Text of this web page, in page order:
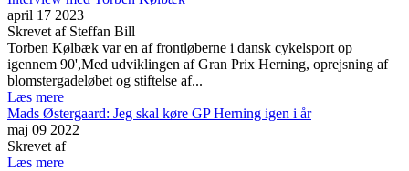
april 17 2023
Skrevet af Steffan Bill
Torben Kølbæk var en af frontløberne i dansk cykelsport op
igennem 90',Med udviklingen af Gran Prix Herning, oprejsning af
blomstergadeløbet og stiftelse af...
Læs mere
Mads Østergaard: Jeg skal køre GP Herning igen i år
maj 09 2022
Skrevet af
Læs mere